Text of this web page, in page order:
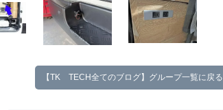
【TK TECH全てのブログ】グループ一覧に戻る